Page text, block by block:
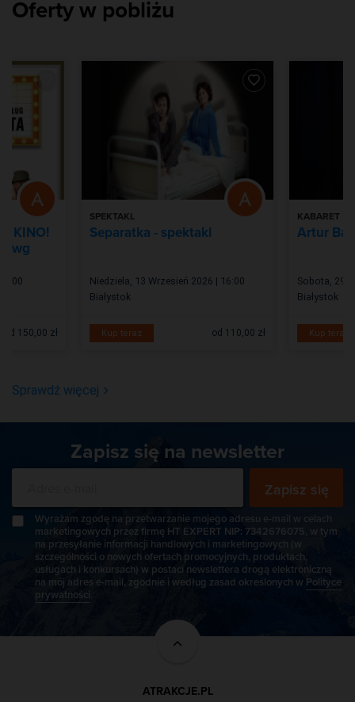
Choreografia: Swiatłana Sarokina, Kamila Jabłońska
Oferty w pobliżu
KINO!
wg
od 150,00 zł
SPEKTAKL
Separatka - spektakl
Niedziela, 13 Wrzesień 2026 | 16:00
Białystok
Kup teraz od 110,00 zł
KABARET
Artur
Sobota, 29
Białystok
Kup teraz
Sprawdź więcej
Zapisz się na newsletter
Zapisz się
Wyrażam zgodę na przetwarzanie mojego adresu e-mail w celach
marketingowych przez firmę HT EXPERT NIP: 7342676075, w tym
na przesyłanie informacji handlowych i marketingowych (w
szczególności o nowych ofertach promocyjnych, produktach,
usługach i konkursach) w postaci newslettera drogą elektroniczną
na mój adres e-mail, zgodnie i według zasad określonych w Polityce
prywatności.
ATRAKCJE.PL